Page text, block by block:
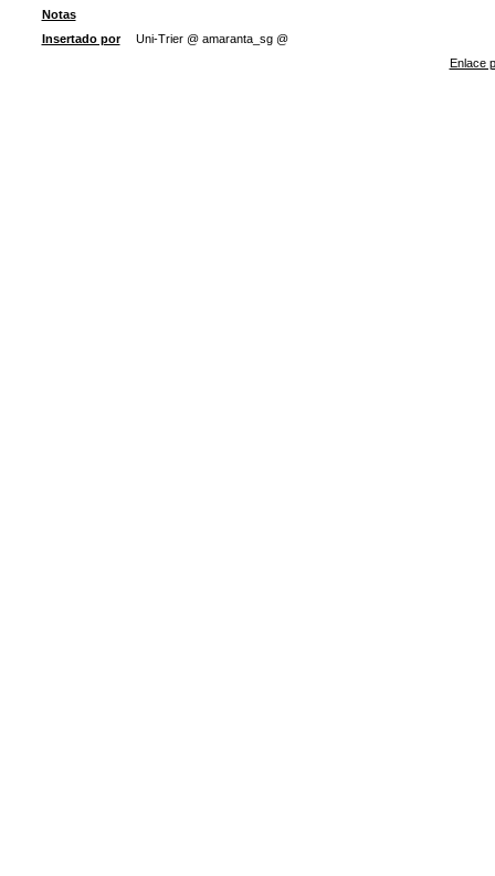
Notas
Insertado por
Uni-Trier @ amaranta_sg @
Enlace